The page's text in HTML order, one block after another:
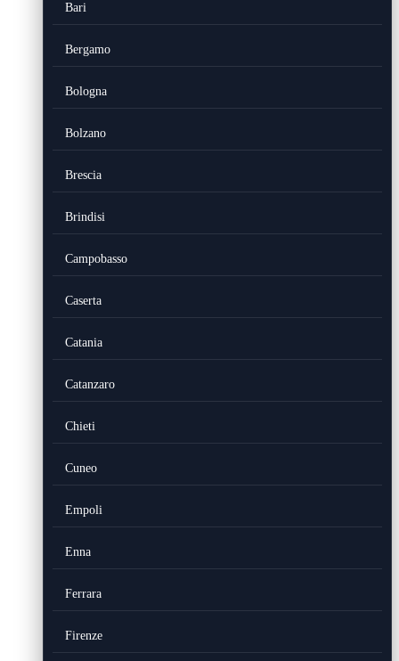
Bari
Bergamo
Bologna
Bolzano
Brescia
Brindisi
Campobasso
Caserta
Catania
Catanzaro
Chieti
Cuneo
Empoli
Enna
Ferrara
Firenze